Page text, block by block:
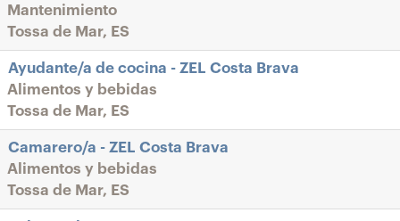
Mantenimiento
Tossa de Mar, ES
Ayudante/a de cocina - ZEL Costa Brava
Alimentos y bebidas
Tossa de Mar, ES
Camarero/a - ZEL Costa Brava
Alimentos y bebidas
Tossa de Mar, ES